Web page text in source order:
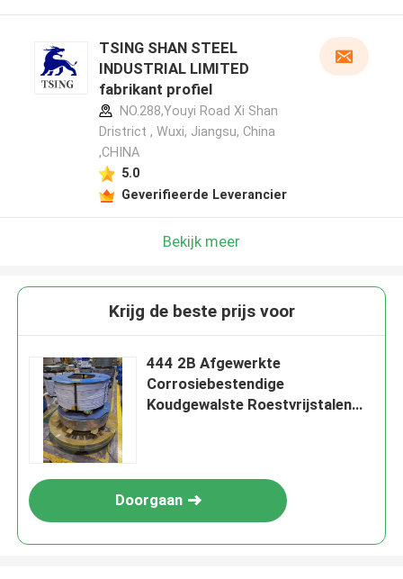
TSING SHAN STEEL
INDUSTRIAL LIMITED
fabrikant profiel
NO.288,Youyi Road Xi Shan
Dristrict , Wuxi, Jiangsu, China
,CHINA
5.0
Geverifieerde Leverancier
Bekijk meer
Krijg de beste prijs voor
444 2B Afgewerkte
Corrosiebestendige
Koudgewalste Roestvrijstalen
Doorgaan